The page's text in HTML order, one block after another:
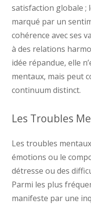
satisfaction globale ;
marqué par un
cohérence avec ses
à des relations
idée répandue, elle
mentaux, mais peut
continuum distinct.
Les Troubles
Les troubles
émotions ou le
détresse ou des
Parmi les plus
manifeste par une